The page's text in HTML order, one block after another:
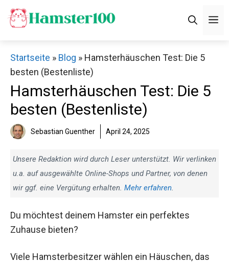
Zum
Inhalt
Startseite » Blog » Hamsterhäuschen Test: Die 5
besten (Bestenliste)
Hamsterhäuschen Test: Die 5
besten (Bestenliste)
Sebastian Guenther April 24, 2025
Unsere Redaktion wird durch Leser unterstützt. Wir verlinken
u.a. auf ausgewählte Online-Shops und Partner, von denen
wir ggf. eine Vergütung erhalten. Mehr erfahren.
Du möchtest deinem Hamster ein perfektes
Zuhause bieten?
Viele Hamsterbesitzer wählen ein Häuschen, das